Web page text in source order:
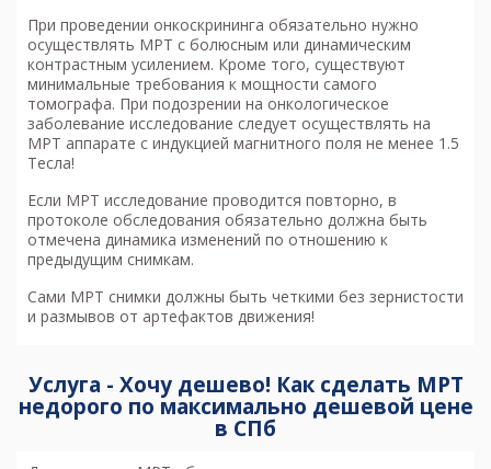
При проведении онкоскрининга обязательно нужно
осуществлять МРТ с болюсным или динамическим
контрастным усилением. Кроме того, существуют
минимальные требования к мощности самого
томографа. При подозрении на онкологическое
заболевание исследование следует осуществлять на
МРТ аппарате с индукцией магнитного поля не менее 1.5
Тесла!
Если МРТ исследование проводится повторно, в
протоколе обследования обязательно должна быть
отмечена динамика изменений по отношению к
предыдущим снимкам.
Сами МРТ снимки должны быть четкими без зернистости
и размывов от артефактов движения!
Услуга - Хочу дешево! Как сделать МРТ
недорого по максимально дешевой цене
в СПб